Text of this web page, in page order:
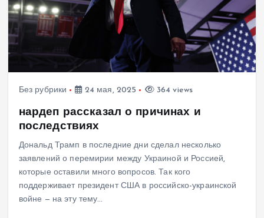
Без рубрики 24 мая, 2025 364 views
нардеп рассказал о причинах и
последствиях
Дональд Трамп в последние дни сделал несколько
заявлений о перемирии между Украиной и Россией,
которые оставили много вопросов. Так кого
поддерживает президент США в российско-украинской
войне — на эту тему…